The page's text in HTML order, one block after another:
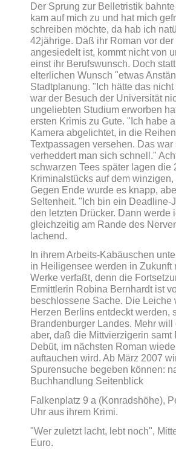
Der Sprung zur Belletristik
kam auf mich zu und hat mich
schreiben möchte, da hab ich
42jährige. Daß ihr Roman vor
angesiedelt ist, kommt nicht von
einst ihr Berufswunsch. Doch
elterlichen Wunsch "etwas
Stadtplanung. "Ich hätte das
war der Besuch der Universität
ungeliebten Studium erworben
ersten Krimis zu Gute. "Ich habe
Kamera abgelichtet, in die
Textpassagen versehen. Das
verheddert man sich schnell."
schwarzen Tees später lagen die
Kriminalstücks auf dem
Gegen Ende wurde es knapp,
Seltenheit. "Ich bin ein Deadline-
den letzten Drücker. Dann werde
gleichzeitig am Rande des
lachend.
In ihrem Arbeits-Kabäuschen
in Heiligensee werden in
Werke verfaßt, denn die
Ermittlerin Robina Bernhardt ist
beschlossene Sache. Die
Herzen Berlins entdeckt werden,
Brandenburger Landes. Mehr
aber, daß die Mittvierzigerin
Debüt, im nächsten Roman
auftauchen wird. Ab März 2007
Spurensuche begeben können:
Buchhandlung Seitenblick
Falkenplatz 9 a (Konradshöhe),
Uhr aus ihrem Krimi.
"Wer zuletzt lacht, lebt noch",
Euro.